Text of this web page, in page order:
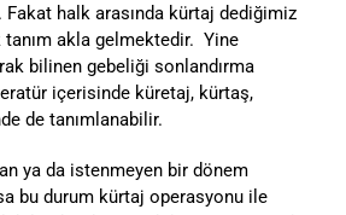
Fakat halk arasında kürtaj dediğimiz
akla gelmektedir. Yine
bilinen gebeliği sonlandırma
içerisinde küretaj, kürtaş,
de tanımlanabilir.
ya da istenmeyen bir dönem
bu durum kürtaj operasyonu ile